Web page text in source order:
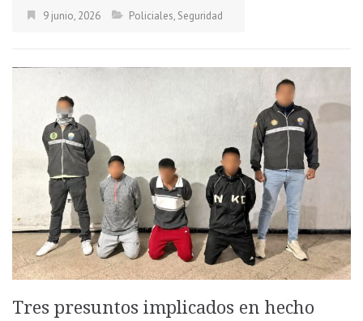
9 junio, 2026 Policiales, Seguridad
Tres presuntos implicados en hecho